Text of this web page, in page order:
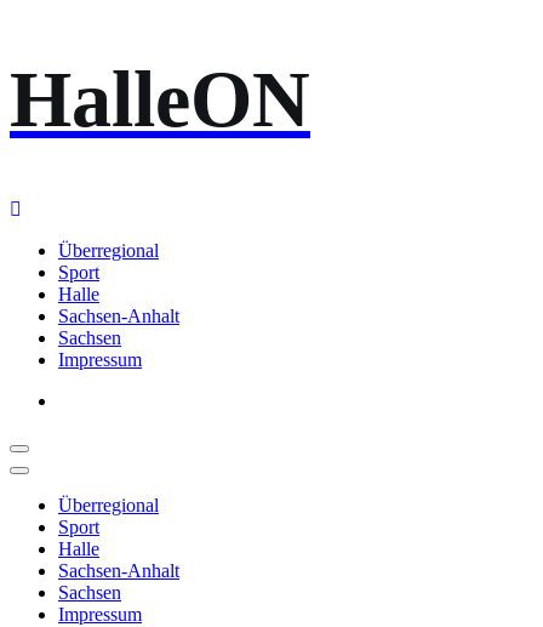
Inhalt
springen
HalleON
Überregional
Sport
Halle
Sachsen-Anhalt
Sachsen
Impressum
Überregional
Sport
Halle
Sachsen-Anhalt
Sachsen
Impressum